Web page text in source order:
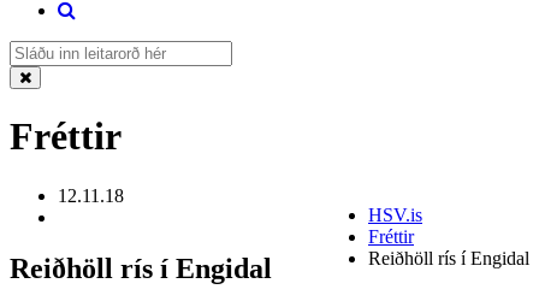
Fréttir
HSV.is
Fréttir
Reiðhöll rís í Engidal
12.11.18
Reiðhöll rís í Engidal